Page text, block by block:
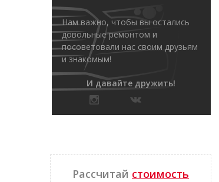
Нам важно, чтобы вы остались
довольные ремонтом и
посоветовали нас своим друзьям
и знакомым!
И давайте дружить!
Рассчитай стоимость